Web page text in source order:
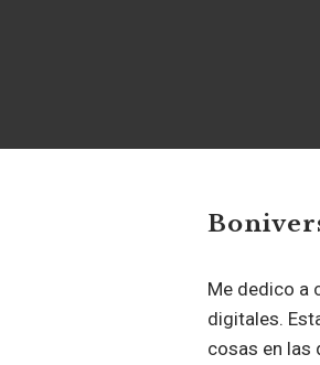
Me dedico a
digitales.
cosas en las